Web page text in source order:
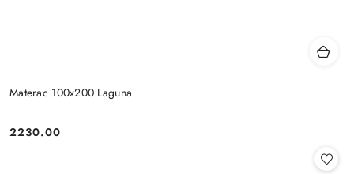
Materac 100x200 Laguna
Cena:
2230.00